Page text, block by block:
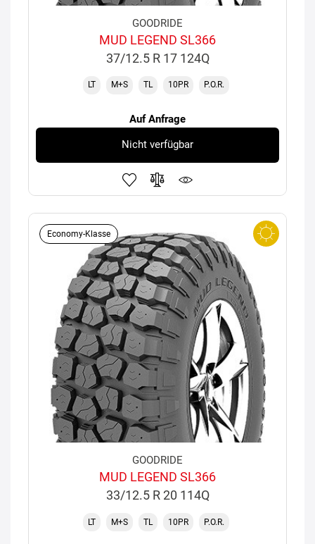
GOODRIDE
MUD LEGEND SL366
37/12.5 R 17 124Q
LT M+S TL 10PR P.O.R.
Auf Anfrage
Nicht verfügbar
Economy-Klasse
GOODRIDE
MUD LEGEND SL366
33/12.5 R 20 114Q
LT M+S TL 10PR P.O.R.